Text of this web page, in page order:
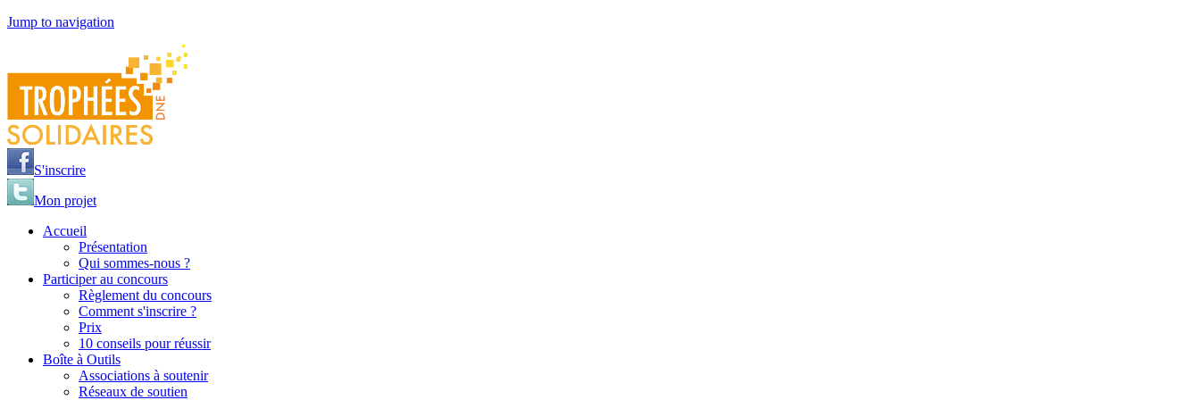
Jump to navigation
S'inscrire
Mon projet
Accueil
Présentation
Qui sommes-nous ?
Participer au concours
Règlement du concours
Comment s'inscrire ?
Prix
10 conseils pour réussir
Boîte à Outils
Associations à soutenir
Réseaux de soutien